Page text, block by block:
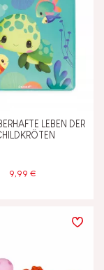
LEBEN DER
9,99 €